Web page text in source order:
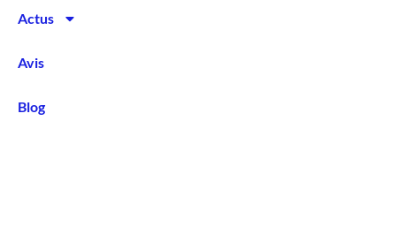
Actus
Avis
Blog